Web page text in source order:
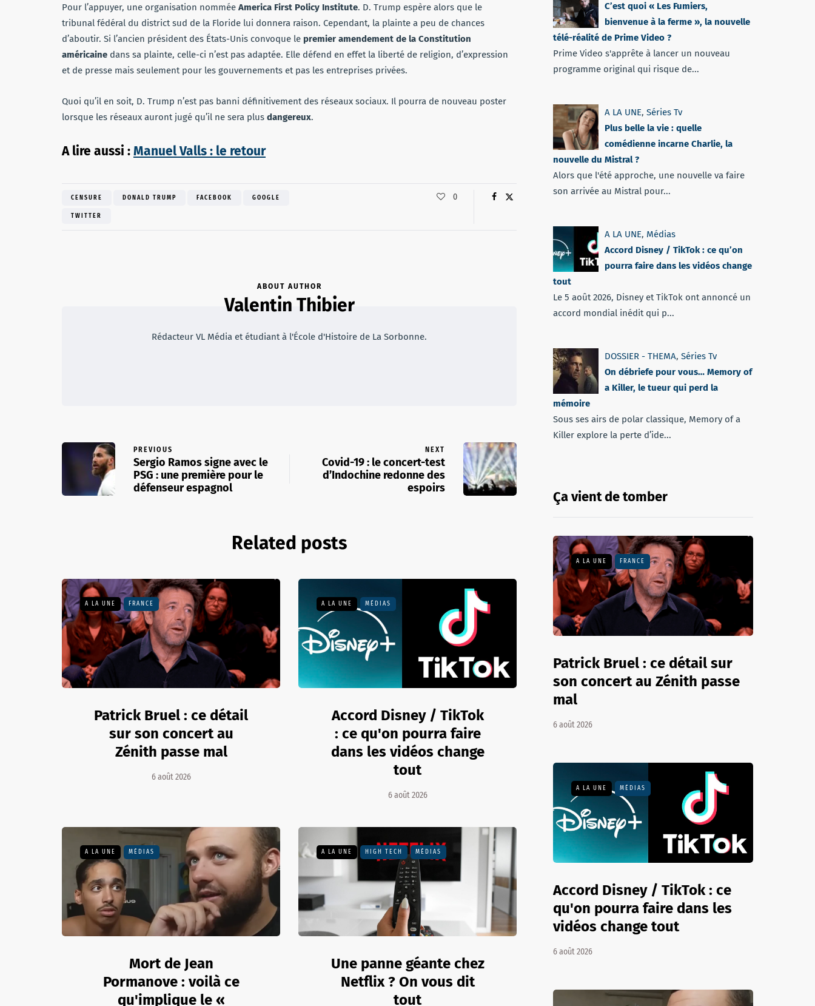
Pour l’appuyer, une organisation nommée America First Policy Institute. D. Trump espère alors que le
tribunal fédéral du district sud de la Floride lui donnera raison. Cependant, la plainte a peu de chances
d’aboutir. Si l’ancien président des États-Unis convoque le premier amendement de la Constitution
américaine dans sa plainte, celle-ci n’est pas adaptée. Elle défend en effet la liberté de religion, d’expression
et de presse mais seulement pour les gouvernements et pas les entreprises privées.
Quoi qu’il en soit, D. Trump n’est pas banni définitivement des réseaux sociaux. Il pourra de nouveau poster
lorsque les réseaux auront jugé qu’il ne sera plus dangereux.
A lire aussi :Manuel Valls : le retour
CENSURE DONALD TRUMP FACEBOOK GOOGLE
TWITTER
0
ABOUT AUTHOR
Valentin Thibier
Rédacteur VL Média et étudiant à l'École d'Histoire de La Sorbonne.
PREVIOUS
Sergio Ramos signe avec le
PSG : une première pour le
défenseur espagnol
NEXT
Covid-19 : le concert-test
d’Indochine redonne des
espoirs
Related posts
A LA UNE FRANCE
Patrick Bruel : ce détail
sur son concert au
Zénith passe mal
6 août 2026
A LA UNE MÉDIAS
Accord Disney / TikTok
: ce qu'on pourra faire
dans les vidéos change
tout
6 août 2026
A LA UNE MÉDIAS
Mort de Jean
Pormanove : voilà ce
qu'implique le «
A LA UNE HIGH TECH MÉDIAS
Une panne géante chez
Netflix ? On vous dit
tout
C’est quoi « Les Fumiers,
bienvenue à la ferme », la nouvelle
télé-réalité de Prime Video ?
Prime Video s'apprête à lancer un nouveau
programme original qui risque de...
A LA UNE, Séries Tv
Plus belle la vie : quelle
comédienne incarne Charlie, la
nouvelle du Mistral ?
Alors que l'été approche, une nouvelle va faire
son arrivée au Mistral pour...
A LA UNE, Médias
Accord Disney / TikTok : ce qu’on
pourra faire dans les vidéos change
tout
Le 5 août 2026, Disney et TikTok ont annoncé un
accord mondial inédit qui p...
DOSSIER - THEMA, Séries Tv
On débriefe pour vous… Memory of
a Killer, le tueur qui perd la
mémoire
Sous ses airs de polar classique, Memory of a
Killer explore la perte d’ide...
Ça vient de tomber
A LA UNE FRANCE
Patrick Bruel : ce détail sur
son concert au Zénith passe
mal
6 août 2026
A LA UNE MÉDIAS
Accord Disney / TikTok : ce
qu'on pourra faire dans les
vidéos change tout
6 août 2026